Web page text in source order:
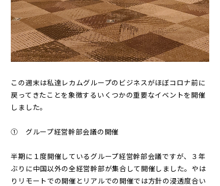
この週末は私達レカムグループのビジネスがほぼコロナ前に
戻ってきたことを象徴するいくつかの重要なイベントを開催
しました。
① グループ経営幹部会議の開催
半期に１度開催しているグループ経営幹部会議ですが、３年
ぶりに中国以外の全経営幹部が集合して開催しました。やは
りリモートでの開催とリアルでの開催では方針の浸透度合い